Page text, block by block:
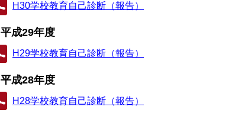
H30学校教育自己診断（報告）
平成29年度
H29学校教育自己診断（報告）
平成28年度
H28学校教育自己診断（報告）